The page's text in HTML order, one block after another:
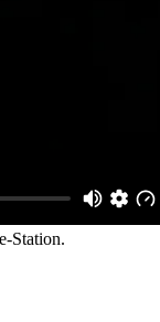
Station.